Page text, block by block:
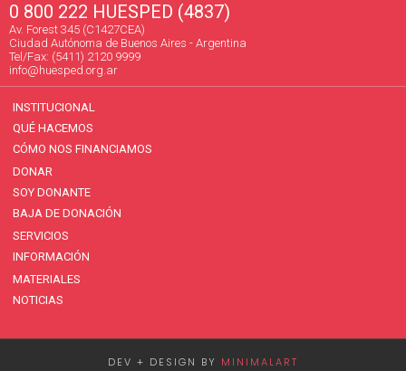
0 800 222 HUESPED (4837)
Av. Forest 345 (C1427CEA)
Ciudad Autónoma de Buenos Aires - Argentina
Tel/Fax: (5411) 2120 9999
info@huesped.org.ar
INSTITUCIONAL
QUÉ HACEMOS
CÓMO NOS FINANCIAMOS
DONAR
SOY DONANTE
BAJA DE DONACIÓN
SERVICIOS
INFORMACIÓN
MATERIALES
NOTICIAS
DEV + DESIGN BY MINIMALART